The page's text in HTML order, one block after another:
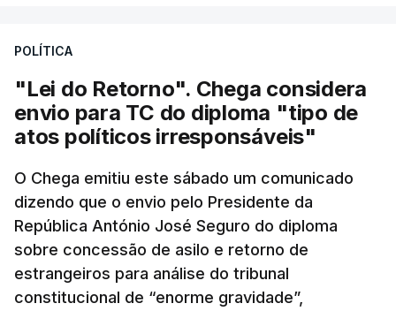
POLÍTICA
"Lei do Retorno". Chega considera
envio para TC do diploma "tipo de
atos políticos irresponsáveis"
O Chega emitiu este sábado um comunicado
dizendo que o envio pelo Presidente da
República António José Seguro do diploma
sobre concessão de asilo e retorno de
estrangeiros para análise do tribunal
constitucional de “enorme gravidade”,